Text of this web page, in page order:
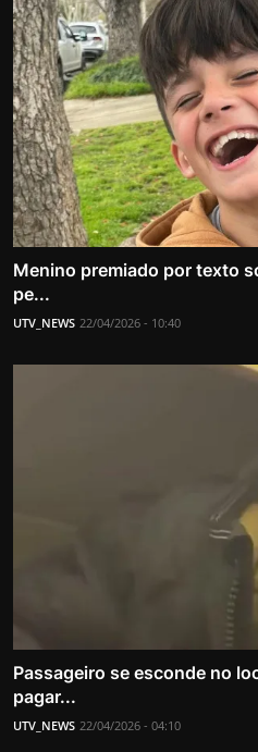
Menino premiado por texto
pe...
UTV_NEWS 22/04/2026 - 10:40
Passageiro se esconde no
pagar...
UTV_NEWS 22/04/2026 - 04:10